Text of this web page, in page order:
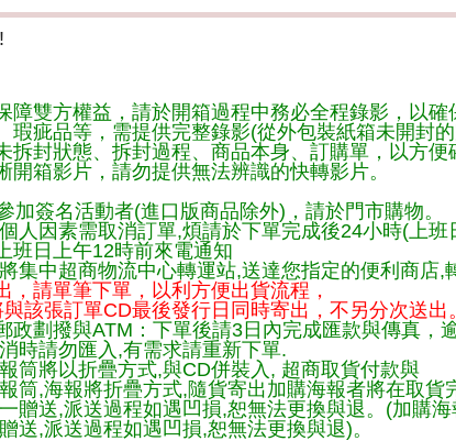
障雙方權益，請於開箱過程中務必全程錄影，以確
瑕疵品等，需提供完整錄影(從外包裝紙箱未開封
拆封狀態、拆封過程、商品本身、訂購單，以方便
開箱影片，請勿提供無法辨識的快轉影片。
簽名活動者(進口版商品除外)，請於門市購物。
人因素需取消訂單,煩請於下單完成後24小時(上
班日上午12時前來電通知
集中超商物流中心轉運站,送達您指定的便利商店
，請單筆下單，以利方便出貨流程，
該張訂單CD最後發行日同時寄出，不另分次送出。
政劃撥與ATM：下單後請3日內完成匯款與傳真
時請勿匯入,有需求請重新下單.
筒將以折疊方式,與CD併裝入, 超商取貨付款與
筒,海報將折疊方式,隨貨寄出加購海報者將在取
贈送,派送過程如遇凹損,恕無法更換與退。(加購
送,派送過程如遇凹損,恕無法更換與退)。